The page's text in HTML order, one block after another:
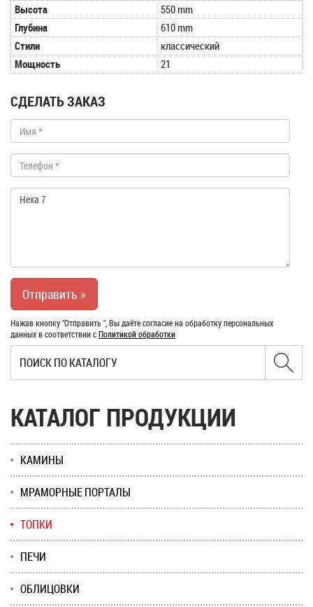
Высота
550 mm
Глубина
610 mm
Стили
классический
Мощность
21
СДЕЛАТЬ ЗАКАЗ
Нажав кнопку "Отправить ", Вы даёте согласие на обработку персональных
данных в соответствии сПолитикой обработки
КАТАЛОГ ПРОДУКЦИИ
КАМИНЫ
МРАМОРНЫЕ ПОРТАЛЫ
ТОПКИ
ПЕЧИ
ОБЛИЦОВКИ